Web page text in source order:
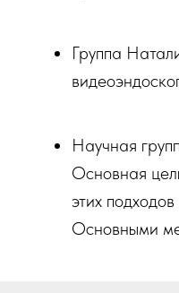
Группа
Научная
Основная
этих
Основными